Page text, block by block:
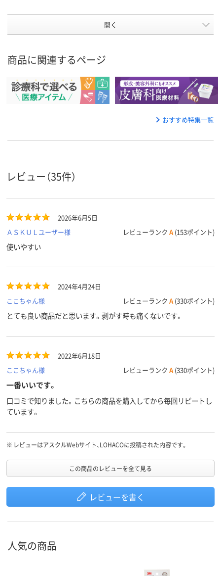
開く
商品に関連するページ
おすすめ特集一覧
レビュー（35件）
2026年6月5日
ＡＳＫＵＬユーザー様
レビューランク A (153ポイント)
使いやすい
2024年4月24日
ここちゃん様
レビューランク A (330ポイント)
とても良い商品だと思います。剥がす時も痛くないです。
2022年6月18日
ここちゃん様
レビューランク A (330ポイント)
一番いいです。
口コミで知りました。こちらの商品を購入してから毎回リピートし
ています。
※ レビューはアスクルWebサイト、LOHACOに投稿された内容です。
この商品のレビューを全て見る
レビューを書く
人気の商品